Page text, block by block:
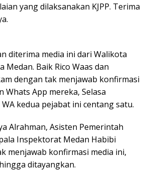
yang dilaksanakan KJPP. Terima
diterima media ini dari Walikota
Medan. Baik Rico Waas dan
dengan tak menjawab konfirmasi
Whats App mereka, Selasa
kedua pejabat ini centang satu.
Alrahman, Asisten Pemerintah
Inspektorat Medan Habibi
menjawab konfirmasi media ini,
ditayangkan.